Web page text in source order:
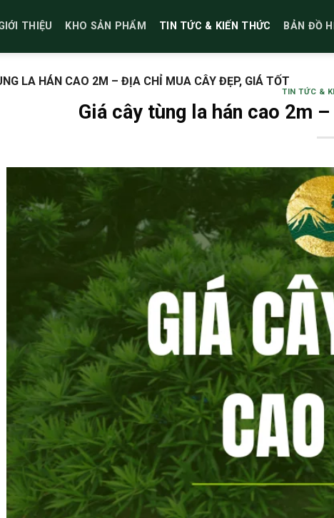
THIỆU KHO SẢN PHẨM TIN TỨC & KIẾN THỨC BẢN ĐỒ
LA HÁN CAO 2M – ĐỊA CHỈ MUA CÂY ĐẸP, GIÁ TỐT
TIN TỨC &
Giá cây tùng la hán cao 2m